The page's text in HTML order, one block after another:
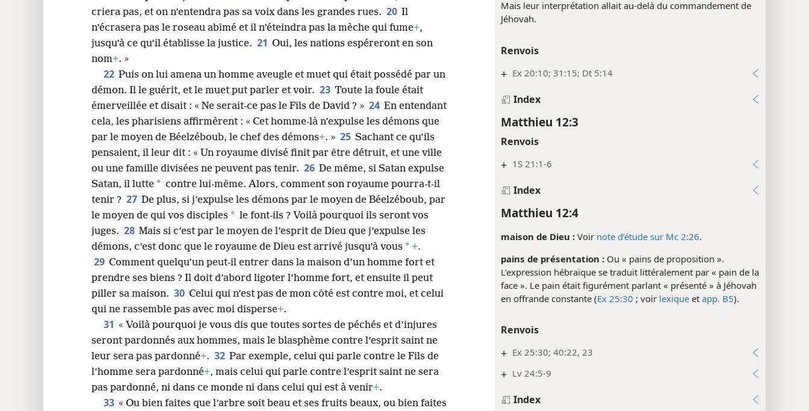
Mais leur interprétation allait au-delà du commandement de
Jéhovah.
Renvois
+ Ex 20:10; 31:15; Dt 5:14
Index
Matthieu 12:3
Renvois
+ 1S 21:1-6
Index
Matthieu 12:4
maison de Dieu : Voir note d’étude sur Mc 2:26.
pains de présentation : Ou « pains de proposition ».
L’expression hébraïque se traduit littéralement par « pain de la
face ». Le pain était figurément parlant « présenté » à Jéhovah
en offrande constante (Ex 25:30 ; voir lexique et app. B5).
Renvois
+ Ex 25:30; 40:22, 23
+ Lv 24:5-9
Index
criera pas, et on n’entendra pas sa voix dans les grandes rues. 20 Il
n’écrasera pas le roseau abîmé et il n’éteindra pas la mèche qui fume+,
jusqu’à ce qu’il établisse la justice. 21 Oui, les nations espéreront en son
nom+. »
22 Puis on lui amena un homme aveugle et muet qui était possédé par un
démon. Il le guérit, et le muet put parler et voir. 23 Toute la foule était
émerveillée et disait : « Ne serait-ce pas le Fils de David ? » 24 En entendant
cela, les pharisiens affirmèrent : « Cet homme-là n’expulse les démons que
par le moyen de Béelzéboub, le chef des démons+. » 25 Sachant ce qu’ils
pensaient, il leur dit : « Un royaume divisé finit par être détruit, et une ville
ou une famille divisées ne peuvent pas tenir. 26 De même, si Satan expulse
Satan, il lutte * contre lui-même. Alors, comment son royaume pourra-t-il
tenir ? 27 De plus, si j’expulse les démons par le moyen de Béelzéboub, par
le moyen de qui vos disciples * le font-ils ? Voilà pourquoi ils seront vos
juges. 28 Mais si c’est par le moyen de l’esprit de Dieu que j’expulse les
démons, c’est donc que le royaume de Dieu est arrivé jusqu’à vous * +.
29 Comment quelqu’un peut-il entrer dans la maison d’un homme fort et
prendre ses biens ? Il doit d’abord ligoter l’homme fort, et ensuite il peut
piller sa maison. 30 Celui qui n’est pas de mon côté est contre moi, et celui
qui ne rassemble pas avec moi disperse+.
31 « Voilà pourquoi je vous dis que toutes sortes de péchés et d’injures
seront pardonnés aux hommes, mais le blasphème contre l’esprit saint ne
leur sera pas pardonné+. 32 Par exemple, celui qui parle contre le Fils de
l’homme sera pardonné+, mais celui qui parle contre l’esprit saint ne sera
pas pardonné, ni dans ce monde ni dans celui qui est à venir+.
33 « Ou bien faites que l’arbre soit beau et ses fruits beaux, ou bien faites